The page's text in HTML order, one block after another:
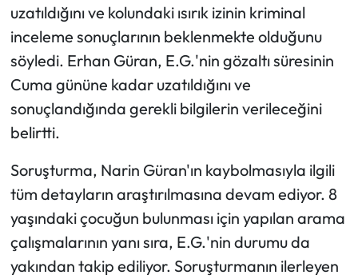
uzatıldığını ve kolundaki ısırık izinin kriminal
inceleme sonuçlarının beklenmekte olduğunu
söyledi. Erhan Güran, E.G.'nin gözaltı süresinin
Cuma gününe kadar uzatıldığını ve
sonuçlandığında gerekli bilgilerin verileceğini
belirtti.
Soruşturma, Narin Güran'ın kaybolmasıyla ilgili
tüm detayların araştırılmasına devam ediyor. 8
yaşındaki çocuğun bulunması için yapılan arama
çalışmalarının yanı sıra, E.G.'nin durumu da
yakından takip ediliyor. Soruşturmanın ilerleyen